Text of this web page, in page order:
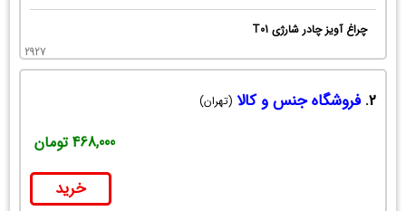
چراغ آویز چادر شارژی T01
2927
2. فروشگاه جنس و کالا (تهران)
468,000 تومان
خرید